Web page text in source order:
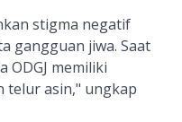
stigma negatif
gangguan jiwa. Saat
ODGJ memiliki
telur asin," ungkap